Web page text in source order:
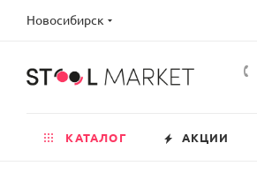
Новосибирск
КАТАЛОГ АКЦИИ